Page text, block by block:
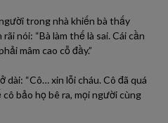
trong nhà khiến bà thấy
nói: “Bà làm thế là sai. Cái cần
mâm cao cỗ đầy.”
dài: “Cô… xin lỗi cháu. Cô đã quá
bảo họ bê ra, mọi người cùng